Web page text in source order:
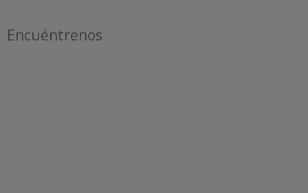
Encuéntrenos